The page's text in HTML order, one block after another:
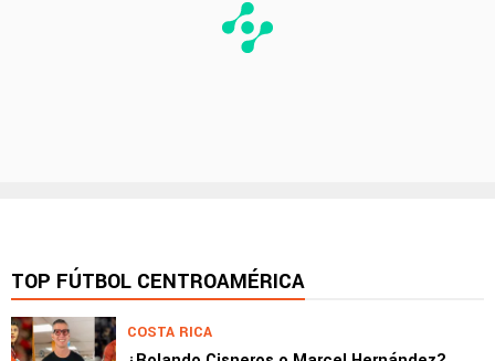
TOP FÚTBOL CENTROAMÉRICA
COSTA RICA